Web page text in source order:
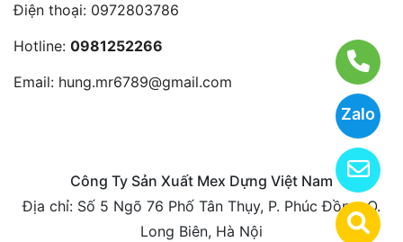
Zalo
Điện thoại: 0972803786
Hotline: 0981252266
Email: hung.mr6789@gmail.com
Công Ty Sản Xuất Mex Dựng Việt Nam
Địa chỉ: Số 5 Ngõ 76 Phố Tân Thụy, P. Phúc Đồng, Q.
Long Biên, Hà Nội